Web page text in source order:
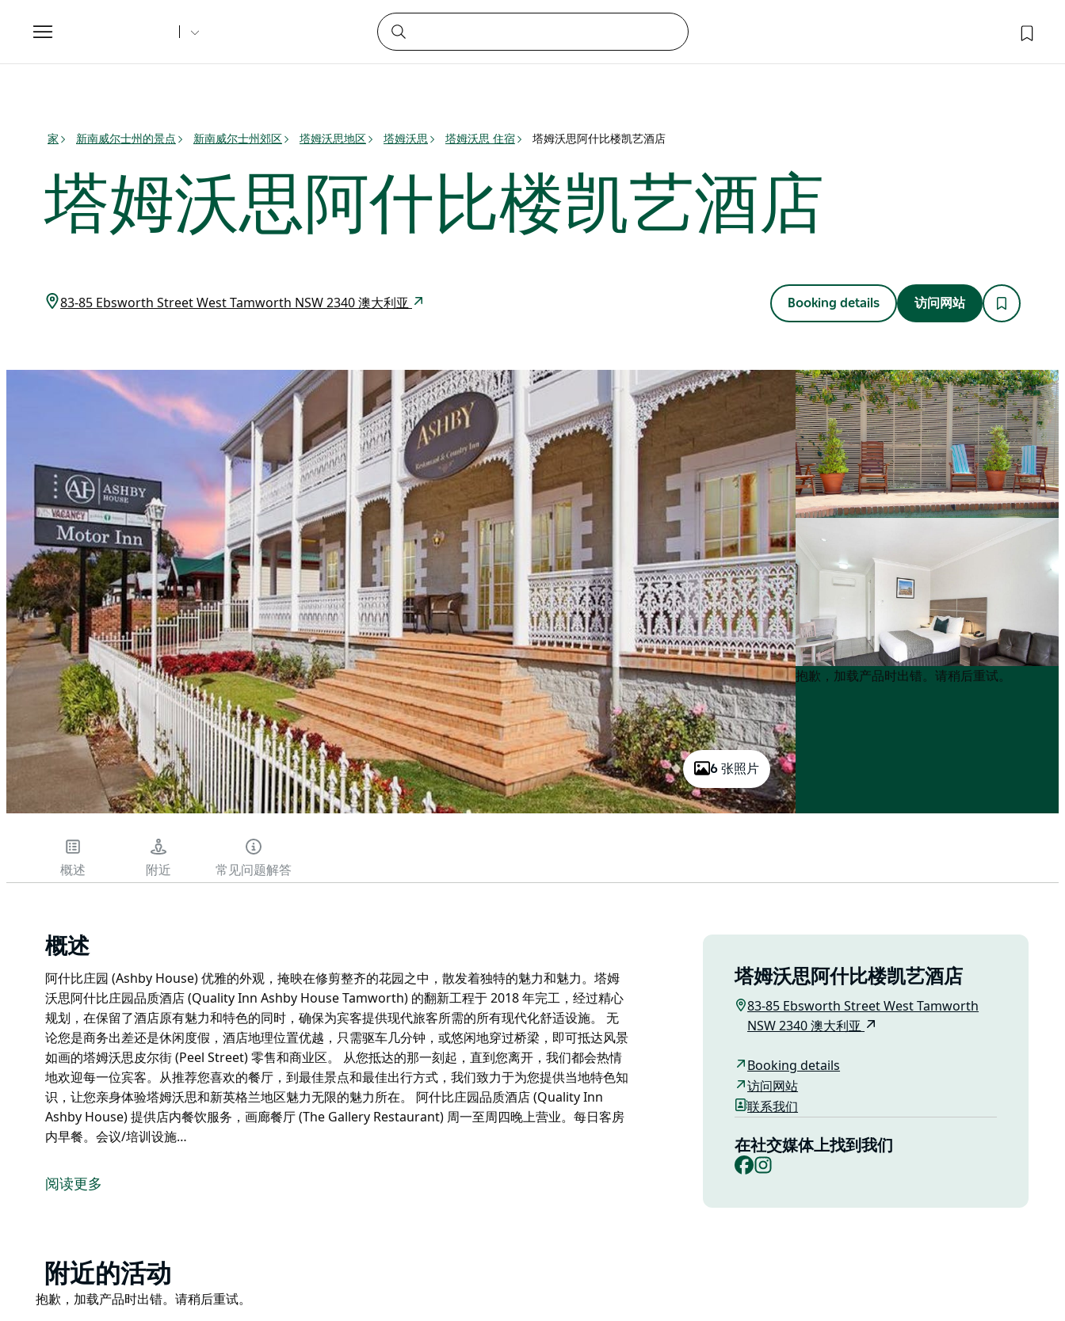
Toggle
navigation
家 新南威尔士州的景点 新南威尔士州郊区 塔姆沃思地区 塔姆沃思 塔姆沃思 住宿 塔姆沃思阿什比楼凯艺酒店
塔姆沃思阿什比楼凯艺酒店
83-85 Ebsworth Street West Tamworth NSW 2340 澳大利亚 Booking details 访问网站
6 张照片
Product
List
Product
List
抱歉，加载产品时出错。请稍后重试。
概述 附近 常见问题解答
概述
阿什比庄园 (Ashby House) 优雅的外观，掩映在修剪整齐的花园之中，散发着独特的魅力和魅力。塔姆
沃思阿什比庄园品质酒店 (Quality Inn Ashby House Tamworth) 的翻新工程于 2018 年完工，经过精心
规划，在保留了酒店原有魅力和特色的同时，确保为宾客提供现代旅客所需的所有现代化舒适设施。 无
论您是商务出差还是休闲度假，酒店地理位置优越，只需驱车几分钟，或悠闲地穿过桥梁，即可抵达风景
如画的塔姆沃思皮尔街 (Peel Street) 零售和商业区。 从您抵达的那一刻起，直到您离开，我们都会热情
地欢迎每一位宾客。从推荐您喜欢的餐厅，到最佳景点和最佳出行方式，我们致力于为您提供当地特色知
识，让您亲身体验塔姆沃思和新英格兰地区魅力无限的魅力所在。 阿什比庄园品质酒店 (Quality Inn
Ashby House) 提供店内餐饮服务，画廊餐厅 (The Gallery Restaurant) 周一至周四晚上营业。每日客房
内早餐。会议/培训设施…
沃思阿什比庄园品质酒店 (Quality Inn Ashby House Tamworth) 的翻新工程于 2018 年完工，经过精心
规划，在保留了酒店原有魅力和特色的同时，确保为宾客提供现代旅客所需的所有现代化舒适设施。
从您抵达的那一刻起，直到您离开，我们都会热情地欢迎每一位宾客。从推荐您喜欢的餐厅，到最佳景点
和最佳出行方式，我们致力于为您提供当地特色知识，让您亲身体验塔姆沃思和新英格兰地区魅力无限的
魅力所在。
阅读更多
塔姆沃思阿什比楼凯艺酒店
83-85 Ebsworth Street West Tamworth
NSW 2340 澳大利亚
Booking details
访问网站
联系我们
在社交媒体上找到我们
Facebook
Product
List
附近的活动
Product
抱歉，加载产品时出错。请稍后重试。